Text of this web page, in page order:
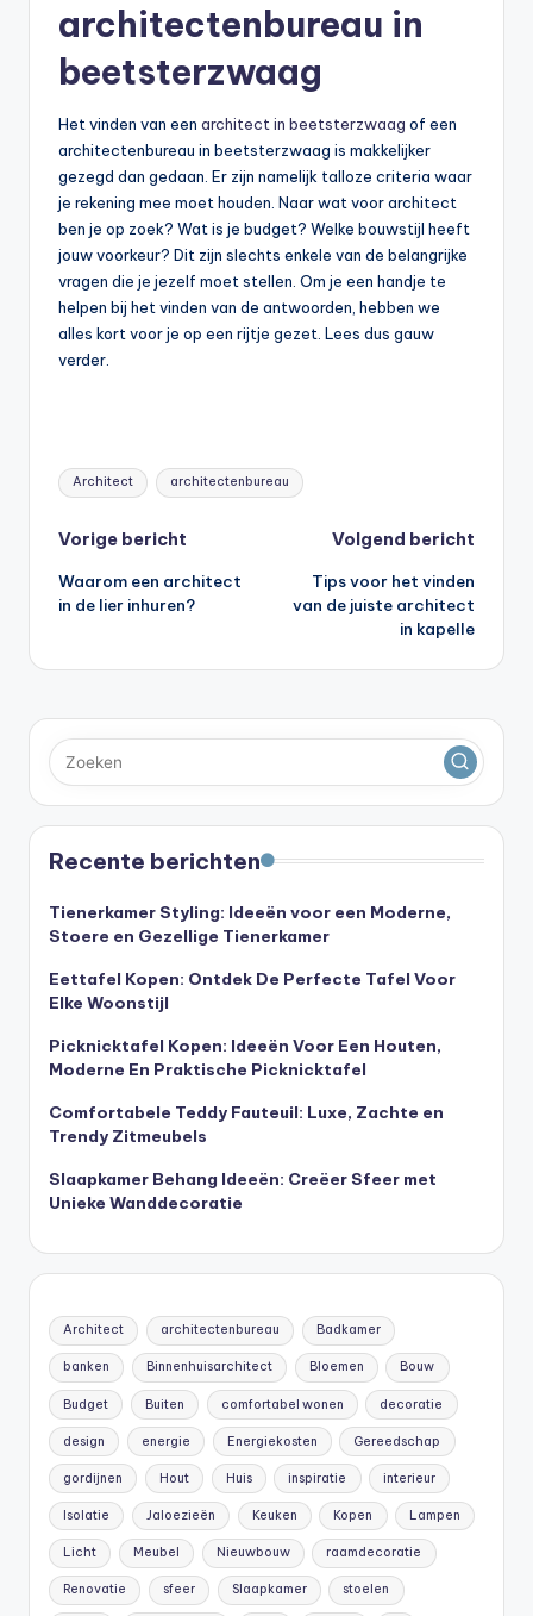
architectenbureau in
beetsterzwaag
Het vinden van een architect in beetsterzwaag of een
architectenbureau in beetsterzwaag is makkelijker
gezegd dan gedaan. Er zijn namelijk talloze criteria waar
je rekening mee moet houden. Naar wat voor architect
ben je op zoek? Wat is je budget? Welke bouwstijl heeft
jouw voorkeur? Dit zijn slechts enkele van de belangrijke
vragen die je jezelf moet stellen. Om je een handje te
helpen bij het vinden van de antwoorden, hebben we
alles kort voor je op een rijtje gezet. Lees dus gauw
verder.
Tags:
Architect architectenbureau
Bericht
navigatie
Vorige bericht
Waarom een architect
in de lier inhuren?
Volgend bericht
Tips voor het vinden
van de juiste architect
in kapelle
Recente berichten
Tienerkamer Styling: Ideeën voor een Moderne,
Stoere en Gezellige Tienerkamer
Eettafel Kopen: Ontdek De Perfecte Tafel Voor
Elke Woonstijl
Picknicktafel Kopen: Ideeën Voor Een Houten,
Moderne En Praktische Picknicktafel
Comfortabele Teddy Fauteuil: Luxe, Zachte en
Trendy Zitmeubels
Slaapkamer Behang Ideeën: Creëer Sfeer met
Unieke Wanddecoratie
Architect architectenbureau Badkamer
banken Binnenhuisarchitect Bloemen Bouw
Budget Buiten comfortabel wonen decoratie
design energie Energiekosten Gereedschap
gordijnen Hout Huis inspiratie interieur
Isolatie Jaloezieën Keuken Kopen Lampen
Licht Meubel Nieuwbouw raamdecoratie
Renovatie sfeer Slaapkamer stoelen